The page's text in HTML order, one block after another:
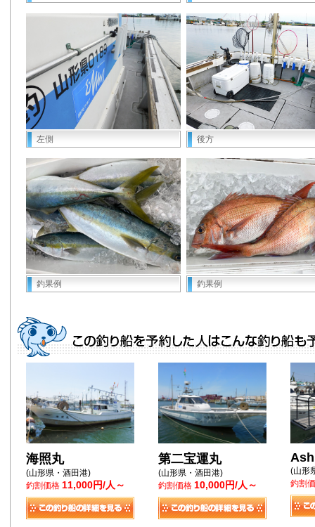
左側 後方
釣果例 釣果例
海照丸
(山形県・酒田港)
釣割価格 11,000円/人～
第二宝運丸
(山形県・酒田港)
釣割価格 10,000円/人～
(山形
釣割